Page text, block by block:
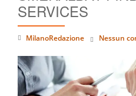
SERVICES
MilanoRedazione Nessun